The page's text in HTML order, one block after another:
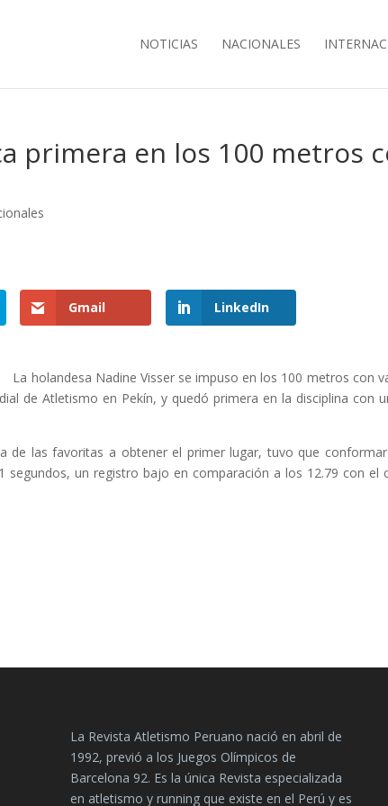
NOTICIAS NACIONALES
primera en los 100 metros
Gmail LinkedIn
La holandesa Nadine Visser se impuso en los 100 metros con
de Atletismo en Pekín, y quedó primera en la disciplina con
de las favoritas a obtener el primer lugar, tuvo que
segundos, un registro bajo en comparación a los 12.79 con el
La Revista Atletismo Peruano nació en abril de
1992, previó a los Juegos Olímpicos de
Barcelona 92. Es la única Revista especializada
en atletismo y running que existe en el Perú y es